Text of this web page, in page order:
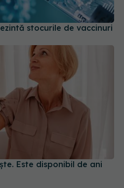
stocurile de vaccinuri
Este disponibil de ani